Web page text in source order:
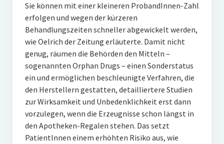
Sie können mit einer kleineren ProbandInnen-Zahl
erfolgen und wegen der kürzeren
Behandlungszeiten schneller abgewickelt werden,
wie Oelrich der Zeitung erläuterte. Damit nicht
genug, räumen die Behörden den Mitteln –
sogenannten Orphan Drugs – einen Sonderstatus
ein und ermöglichen beschleunigte Verfahren, die
den Herstellern gestatten, detailliertere Studien
zur Wirksamkeit und Unbedenklichkeit erst dann
vorzulegen, wenn die Erzeugnisse schon längst in
den Apotheken-Regalen stehen. Das setzt
PatientInnen einem erhöhten Risiko aus, wie